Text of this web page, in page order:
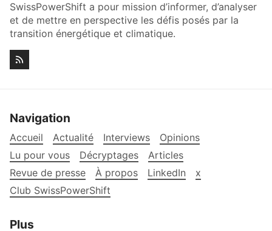
SwissPowerShift a pour mission d’informer, d’analyser
et de mettre en perspective les défis posés par la
transition énergétique et climatique.
Navigation
Accueil Actualité Interviews
Opinions
Lu pour vous
Décryptages
Articles
Revue de presse
À propos LinkedIn
x
Club SwissPowerShift
Plus